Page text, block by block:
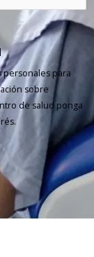
personales para
sobre
de salud ponga